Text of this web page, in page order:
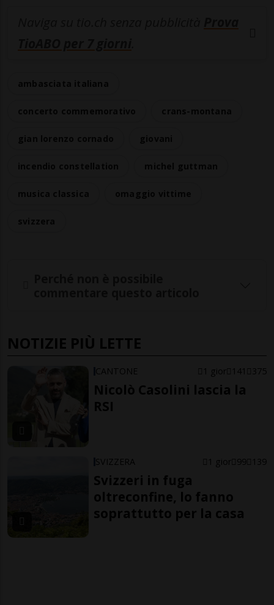
NOTIZIE PIÙ LETTE
CANTONE 1 gior 141 375
Nicolò Casolini lascia la
RSI
SVIZZERA 1 gior 99 139
Svizzeri in fuga
oltreconfine, lo fanno
soprattutto per la casa